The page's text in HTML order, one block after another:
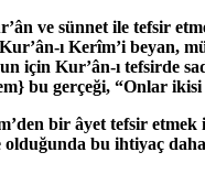
ve sünnet ile tefsir
ı Kerîm’i beyan,
için Kur’ân-ı tefsirde
bu gerçeği, “Onlar
bir âyet tefsir
olduğunda bu ihtiyaç